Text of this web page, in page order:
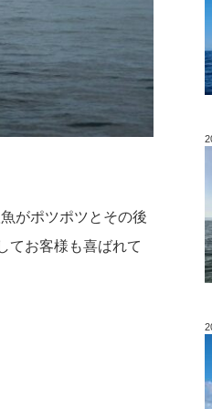
がポツポツとその後
てお客様も喜ばれて